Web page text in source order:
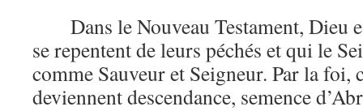
Dans le Nouveau Testament, Dieu
se repentent de leurs péchés et qui le
comme Sauveur et Seigneur. Par la foi,
deviennent descendance, semence